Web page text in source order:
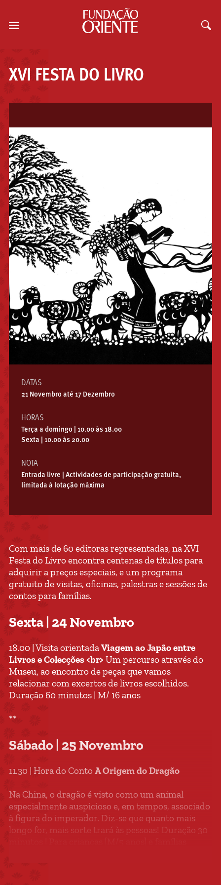
XVI FESTA DO LIVRO
DATAS
21 Novembro até 17 Dezembro
HORAS
Terça a domingo | 10.00 às 18.00
Sexta | 10.00 às 20.00
NOTA
Entrada livre | Actividades de participação gratuita,
limitada à lotação máxima
Com mais de 60 editoras representadas, na XVI
Festa do Livro encontra centenas de títulos para
adquirir a preços especiais, e um programa
gratuito de visitas, oficinas, palestras e sessões de
contos para famílias.
Sexta | 24 Novembro
18.00 | Visita orientadaViagem ao Japão entre
Livros e Colecções <br> Um percurso através do
Museu, ao encontro de peças que vamos
relacionar com excertos de livros escolhidos.
Duração 60 minutos | M/ 16 anos
**
Sábado | 25 Novembro
11.30 | Hora do Conto A Origem do Dragão
Na China, o dragão é visto como um animal
especialmente auspicioso e, em tempos, associado
à figura do imperador. Diz-se que quanto mais
longo for, mais sorte trará às pessoas! Duração 30